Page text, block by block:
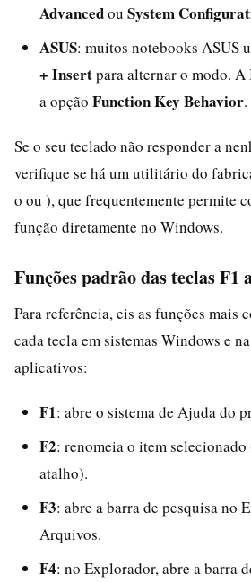
Advancedou System
ASUS: muitos notebooks ASUS
+ Insertpara alternar o modo. A
a opção Function Key Behavior.
Se o seu teclado não responder a
verifique se há um utilitário do
o ou ), que frequentemente permite
função diretamente no Windows.
Funções padrão das teclas F1
Para referência, eis as funções mais
cada tecla em sistemas Windows e
aplicativos:
F1: abre o sistema de Ajuda do
F2: renomeia o item
atalho).
F3: abre a barra de pesquisa no
Arquivos.
F4: no Explorador, abre a barra